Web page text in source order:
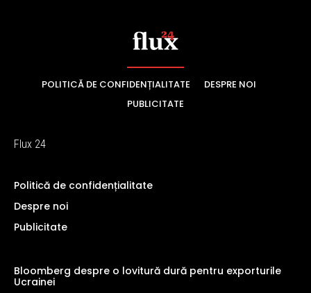
POLITICĂ DE CONFIDENȚIALITATE
DESPRE NOI
PUBLICITATE
Flux 24
Politică de confidențialitate
Despre noi
Publicitate
Bloomberg despre o lovitură dură pentru exporturile
Ucrainei